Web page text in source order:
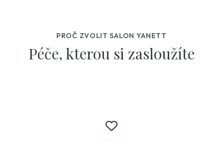
PROČ ZVOLIT SALON YANETT
Péče, kterou si zasloužíte